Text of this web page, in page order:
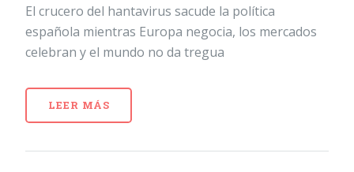
El crucero del hantavirus sacude la política
española mientras Europa negocia, los mercados
celebran y el mundo no da tregua
LEER MÁS